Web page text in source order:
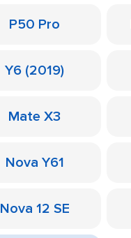
P50 Pro
Y6 (2019)
Mate X3
Nova Y61
Nova 12 SE